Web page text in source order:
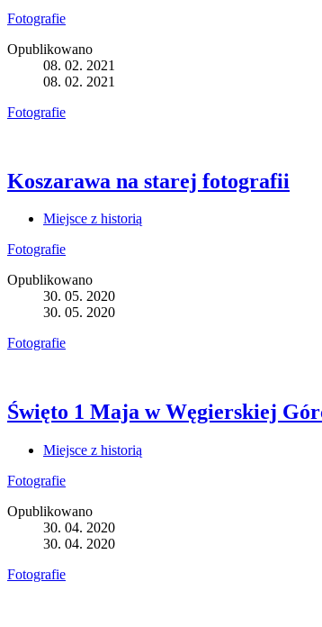
Fotografie
Opublikowano
08. 02. 2021
08. 02. 2021
Fotografie
Koszarawa na starej fotografii
Miejsce z historią
Fotografie
Opublikowano
30. 05. 2020
30. 05. 2020
Fotografie
Święto 1 Maja w Węgierskiej
Miejsce z historią
Fotografie
Opublikowano
30. 04. 2020
30. 04. 2020
Fotografie